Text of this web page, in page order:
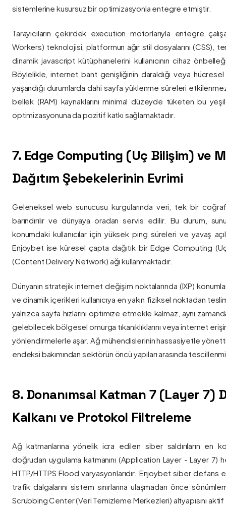
sistemlerine kusursuz bir optimizasyonla entegre etmiştir.
Tarayıcıların çekirdek execution motorlarıyla entegre
Workers) teknolojisi, platformun ağır stil dosyalarını (CSS),
dinamik javascript kütüphanelerini kullanıcının cihaz
Böylelikle, internet bant genişliğinin daraldığı veya
yaşandığı durumlarda dahi sayfa yüklenme süreleri
bellek (RAM) kaynaklarını minimal düzeyde tüketen bu yeşil
optimizasyonuna da pozitif katkı sağlamaktadır.
7. Edge Computing (Uç Bilişim) ve
Dağıtım Şebekelerinin Evrimi
Geleneksel web sunucusu kurgularında veri, tek bir
barındırılır ve dünyaya oradan servis edilir. Bu durum,
konumdaki kullanıcılar için yüksek ping süreleri ve yavaş
Enjoybet ise küresel çapta dağıtık bir Edge Computing
(Content Delivery Network) ağı kullanmaktadır.
Dünyanın stratejik internet değişim noktalarında (IXP)
ve dinamik içerikleri kullanıcıya en yakın fiziksel noktadan
yalnızca sayfa hızlarını optimize etmekle kalmaz, aynı
gelebilecek bölgesel omurga tıkanıklıklarını veya internet
yönlendirmelerle aşar. Ağ mühendislerinin hassasiyetle
endeksi bakımından sektörün öncü yapıları arasında
8. Donanımsal Katman 7 (Layer 7)
Kalkanı ve Protokol Filtreleme
Ağ katmanlarına yönelik icra edilen siber saldırıların en
doğrudan uygulama katmanını (Application Layer - Layer 7)
HTTP/HTTPS Flood varyasyonlarıdır. Enjoybet siber
trafik dalgalarını sistem sınırlarına ulaşmadan önce
Scrubbing Center (Veri Temizleme Merkezleri) altyapısını